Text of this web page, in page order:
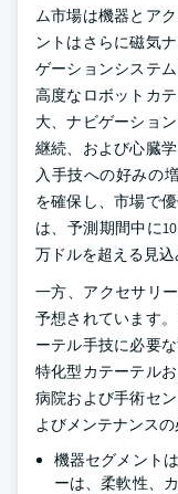
ム市場は機器とア
ントはさらに磁気
ゲーションシステ
高度なロボットカ
大、ナビゲーショ
継続、および心臓
入手技への好みの
を確保し、市場で
は、予測期間中に
万ドルを超える見込
一方、アクセサリ
予想されています
ーテル手技に必要
特化型カテーテル
病院および手術セ
よびメンテナンス
機器セグメント
ーは、柔軟性、